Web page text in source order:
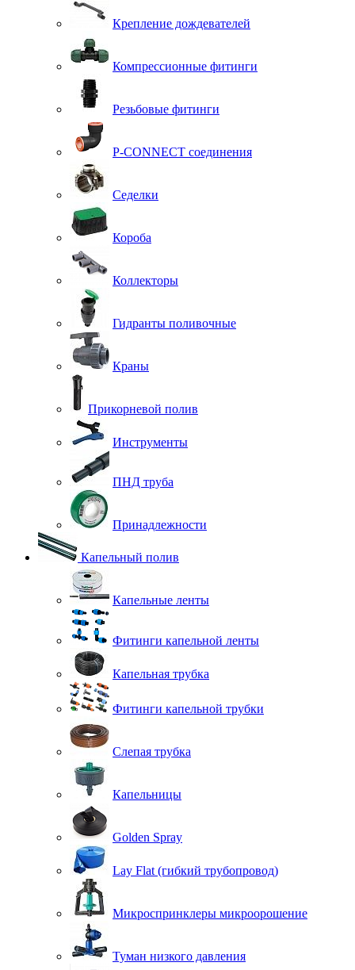
Крепление дождевателей
Компрессионные фитинги
Резьбовые фитинги
P-CONNECT соединения
Седелки
Короба
Коллекторы
Гидранты поливочные
Краны
Прикорневой полив
Инструменты
ПНД труба
Принадлежности
Капельный полив
Капельные ленты
Фитинги капельной ленты
Капельная трубка
Фитинги капельной трубки
Слепая трубка
Капельницы
Golden Spray
Lay Flat (гибкий трубопровод)
Микроспринклеры микроорошение
Туман низкого давления